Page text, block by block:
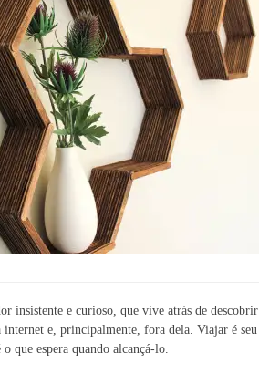
insistente e curioso, que vive atrás de descobrir
internet e, principalmente, fora dela. Viajar é seu
que espera quando alcançá-lo.